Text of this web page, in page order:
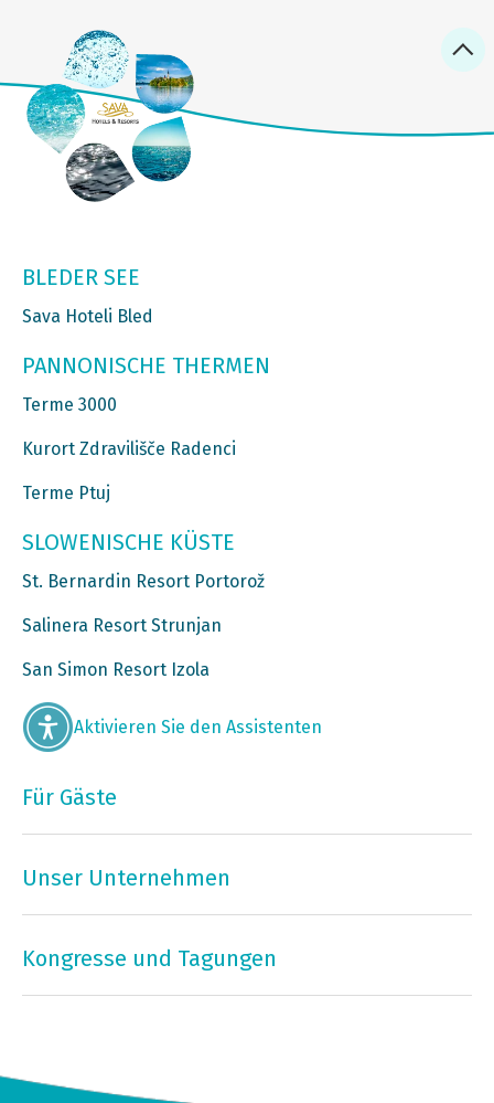
BLEDER SEE
Sava Hoteli Bled
PANNONISCHE THERMEN
Terme 3000
Kurort Zdravilišče Radenci
Terme Ptuj
SLOWENISCHE KÜSTE
St. Bernardin Resort Portorož
Salinera Resort Strunjan
San Simon Resort Izola
Aktivieren Sie den Assistenten
Für Gäste
Unser Unternehmen
Kongresse und Tagungen